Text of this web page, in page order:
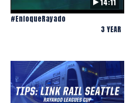
14:11
#EnfoqueRayado
3 YEAR